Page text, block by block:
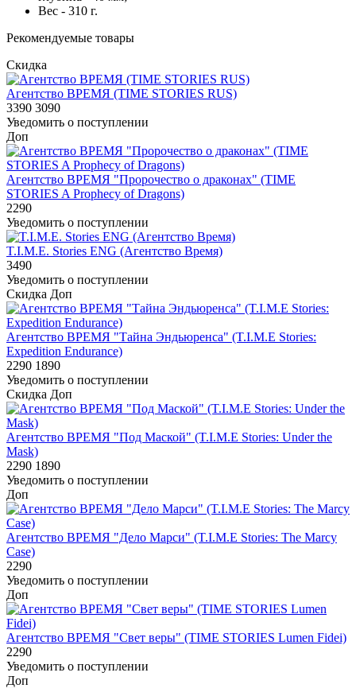
Вес - 310 г.
Рекомендуемые товары
Скидка
Агентство ВРЕМЯ (TIME STORIES RUS)
3390 3090
Уведомить о поступлении
Доп
Агентство ВРЕМЯ "Пророчество о драконах" (TIME
STORIES A Prophecy of Dragons)
2290
Уведомить о поступлении
T.I.M.E. Stories ENG (Агентство Время)
3490
Уведомить о поступлении
Скидка Доп
Агентство ВРЕМЯ "Тайна Эндьюренса" (T.I.M.E Stories:
Expedition Endurance)
2290 1890
Уведомить о поступлении
Скидка Доп
Агентство ВРЕМЯ "Под Маской" (T.I.M.E Stories: Under the
Mask)
2290 1890
Уведомить о поступлении
Доп
Агентство ВРЕМЯ "Дело Марси" (T.I.M.E Stories: The Marcy
Case)
2290
Уведомить о поступлении
Доп
Агентство ВРЕМЯ "Свет веры" (TIME STORIES Lumen Fidei)
2290
Уведомить о поступлении
Доп